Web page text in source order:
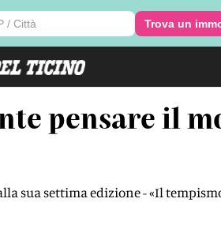
Trova un
pensare il
sua settima edizione - «Il